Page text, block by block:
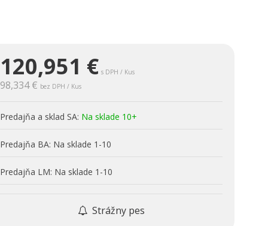
120,951 € s DPH / Kus
98,334 € bez DPH / Kus
Predajňa a sklad SA: Na sklade 10+
Predajňa BA: Na sklade 1-10
Predajňa LM: Na sklade 1-10
Strážny pes